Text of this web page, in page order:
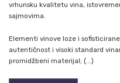
vrhunsku kvalitetu vina,
sajmovima.
Elementi vinove loze i
autentičnost i visoki standard
promidžbeni materijal; (...)